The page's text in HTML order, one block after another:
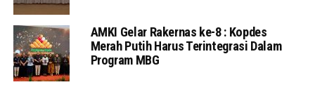
AMKI Gelar Rakernas ke-8 : Kopdes
Merah Putih Harus Terintegrasi Dalam
Program MBG